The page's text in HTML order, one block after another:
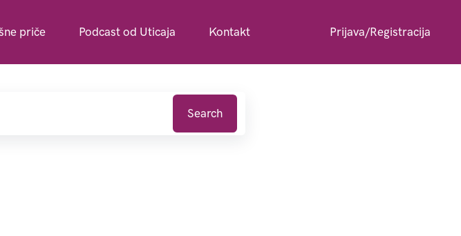
priče Podcast od Uticaja Kontakt Prijava/Registracija
Search